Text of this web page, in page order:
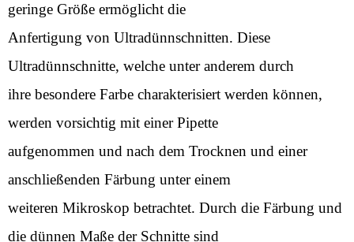
geringe Größe ermöglicht die
Anfertigung von Ultradünnschnitten. Diese
Ultradünnschnitte, welche unter anderem durch
ihre besondere Farbe charakterisiert werden können,
werden vorsichtig mit einer Pipette
aufgenommen und nach dem Trocknen und einer
anschließenden Färbung unter einem
weiteren Mikroskop betrachtet. Durch die Färbung und
die dünnen Maße der Schnitte sind